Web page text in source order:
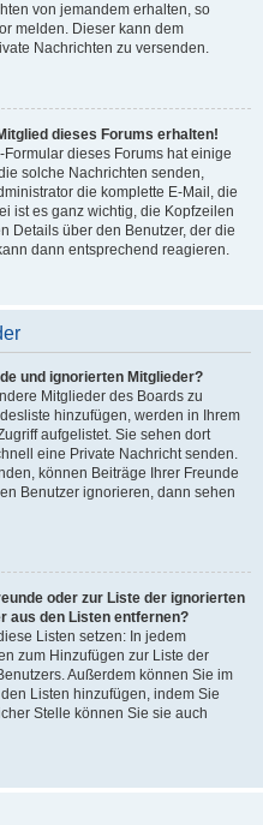
von jemandem erhalten, so
melden. Dieser kann dem
Nachrichten zu versenden.
dieses Forums erhalten!
dieses Forums hat einige
solche Nachrichten senden,
die komplette E-Mail, die
ist es ganz wichtig, die Kopfzeilen
Details über den Benutzer, der die
dann entsprechend reagieren.
und ignorierten Mitglieder?
Mitglieder des Boards zu
hinzufügen, werden in Ihrem
aufgelistet. Sie sehen dort
eine Private Nachricht senden.
können Beiträge Ihrer Freunde
Benutzer ignorieren, dann sehen
oder zur Liste der ignorierten
aus den Listen entfernen?
Listen setzen: In jedem
zum Hinzufügen zur Liste der
Außerdem können Sie im
Listen hinzufügen, indem Sie
Stelle können Sie sie auch